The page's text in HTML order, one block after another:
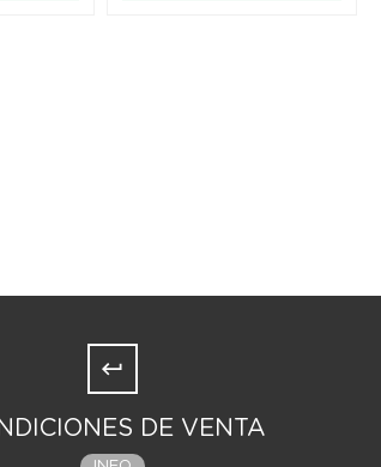
DE VENTA